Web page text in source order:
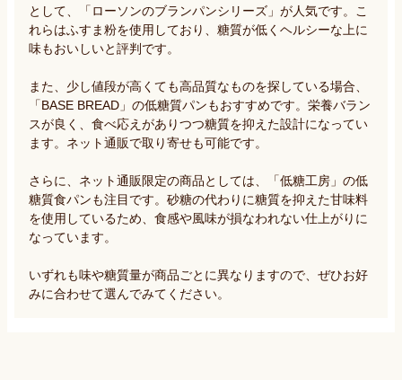
として、「ローソンのブランパンシリーズ」が人気です。こ
れらはふすま粉を使用しており、糖質が低くヘルシーな上に
味もおいしいと評判です。
また、少し値段が高くても高品質なものを探している場合、
「BASE BREAD」の低糖質パンもおすすめです。栄養バラン
スが良く、食べ応えがありつつ糖質を抑えた設計になってい
ます。ネット通販で取り寄せも可能です。
さらに、ネット通販限定の商品としては、「低糖工房」の低
糖質食パンも注目です。砂糖の代わりに糖質を抑えた甘味料
を使用しているため、食感や風味が損なわれない仕上がりに
なっています。
いずれも味や糖質量が商品ごとに異なりますので、ぜひお好
みに合わせて選んでみてください。